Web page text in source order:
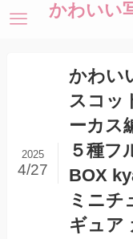
かわいい
かわい
スコッ
ーカス
５種フ
BOX
ミニチ
ギュア
2025
4/27